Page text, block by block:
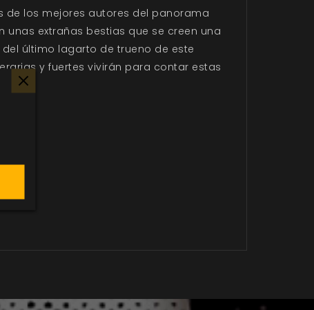
de los mejores autores del panorama
extrañas bestias que se creen una
último lagarto de trueno de este
y fuertes vivirán para contar estas